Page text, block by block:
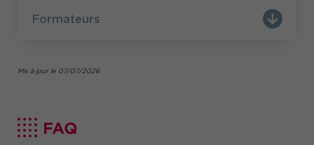
Formateurs
Mis à jour le 07/07/2026
FAQ